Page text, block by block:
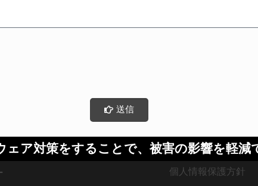
送信
ェア対策をすることで、被害の影響を軽減
個人情報保護方針